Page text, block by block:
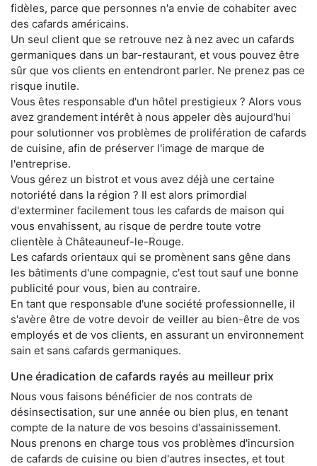
fidèles, parce que personnes n'a envie de cohabiter avec
des cafards américains.
Un seul client que se retrouve nez à nez avec un cafards
germaniques dans un bar-restaurant, et vous pouvez être
sûr que vos clients en entendront parler. Ne prenez pas ce
risque inutile.
Vous êtes responsable d'un hôtel prestigieux ? Alors vous
avez grandement intérêt à nous appeler dès aujourd'hui
pour solutionner vos problèmes de prolifération de cafards
de cuisine, afin de préserver l'image de marque de
l'entreprise.
Vous gérez un bistrot et vous avez déjà une certaine
notoriété dans la région ? Il est alors primordial
d'exterminer facilement tous les cafards de maison qui
vous envahissent, au risque de perdre toute votre
clientèle à Châteauneuf-le-Rouge.
Les cafards orientaux qui se promènent sans gêne dans
les bâtiments d'une compagnie, c'est tout sauf une bonne
publicité pour vous, bien au contraire.
En tant que responsable d'une société professionnelle, il
s'avère être de votre devoir de veiller au bien-être de vos
employés et de vos clients, en assurant un environnement
sain et sans cafards germaniques.
Une éradication de cafards rayés au meilleur prix
Nous vous faisons bénéficier de nos contrats de
désinsectisation, sur une année ou bien plus, en tenant
compte de la nature de vos besoins d'assainissement.
Nous prenons en charge tous vos problèmes d'incursion
de cafards de cuisine ou bien d'autres insectes, et tout